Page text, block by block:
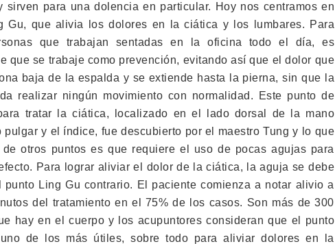
sirven para una dolencia en particular. Hoy nos centramos en
Gu, que alivia los dolores en la ciática y los lumbares. Para
que trabajan sentadas en la oficina todo el día, es
que se trabaje como prevención, evitando así que el dolor que
baja de la espalda y se extiende hasta la pierna, sin que la
realizar ningún movimiento con normalidad. Este punto de
tratar la ciática, localizado en el lado dorsal de la mano
pulgar y el índice, fue descubierto por el maestro Tung y lo que
de otros puntos es que requiere el uso de pocas agujas para
Para lograr aliviar el dolor de la ciática, la aguja se debe
punto Ling Gu contrario. El paciente comienza a notar alivio a
del tratamiento en el 75% de los casos. Son más de 300
hay en el cuerpo y los acupuntores consideran que el punto
de los más útiles, sobre todo para aliviar dolores en la